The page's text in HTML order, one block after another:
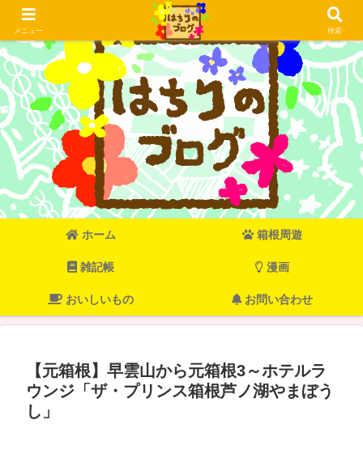
ホーム 箱根周遊
雑記帳 漫画
おいしいもの お問い合わせ
【元箱根】早雲山から元箱根3～ホテルラ
ウンジ「ザ・プリンス箱根芦ノ湖やまぼう
し」
メニュー 検索